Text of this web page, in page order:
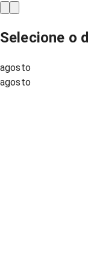
Selecione o
agosto
agosto